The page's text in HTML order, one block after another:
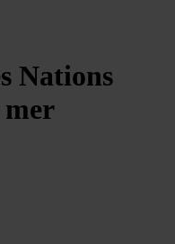
Nations
mer